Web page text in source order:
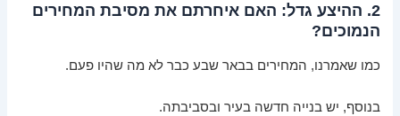
2. ההיצע גדל: האם איחרתם את מסיבת המחירים
הנמוכים?
כמו שאמרנו, המחירים בבאר שבע כבר לא מה שהיו פעם.
בנוסף, יש בנייה חדשה בעיר ובסביבתה.